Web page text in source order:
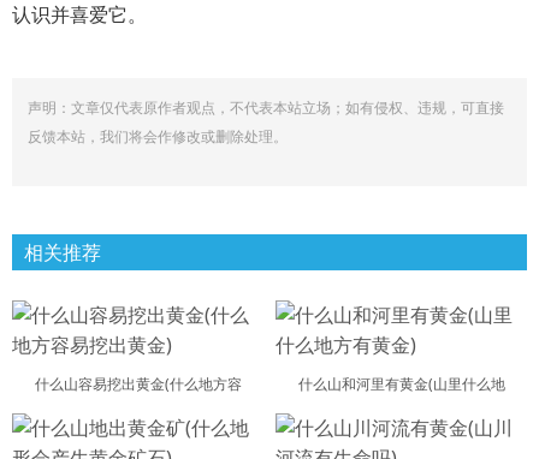
认识并喜爱它。
声明：文章仅代表原作者观点，不代表本站立场；如有侵权、违规，可直接
反馈本站，我们将会作修改或删除处理。
相关推荐
什么山容易挖出黄金(什么地方容 什么山和河里有黄金(山里什么地